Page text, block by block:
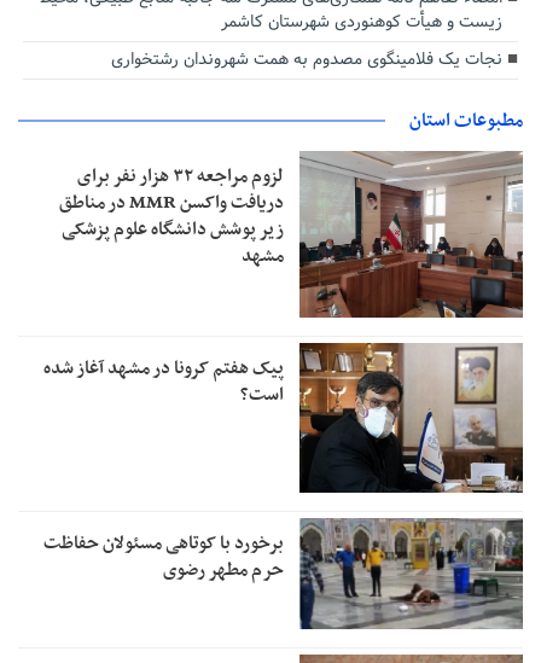
زیست و هیأت کوهنوردی شهرستان کاشمر
نجات یک فلامینگوی مصدوم به همت شهروندان رشتخواری
مطبوعات استان
لزوم مراجعه ۳۲ هزار نفر برای
دریافت واکسن MMR در مناطق
زیر پوشش دانشگاه علوم پزشکی
مشهد
پیک هفتم کرونا در مشهد آغاز شده
است؟
برخورد با کوتاهی مسئولان حفاظت
حرم مطهر رضوی